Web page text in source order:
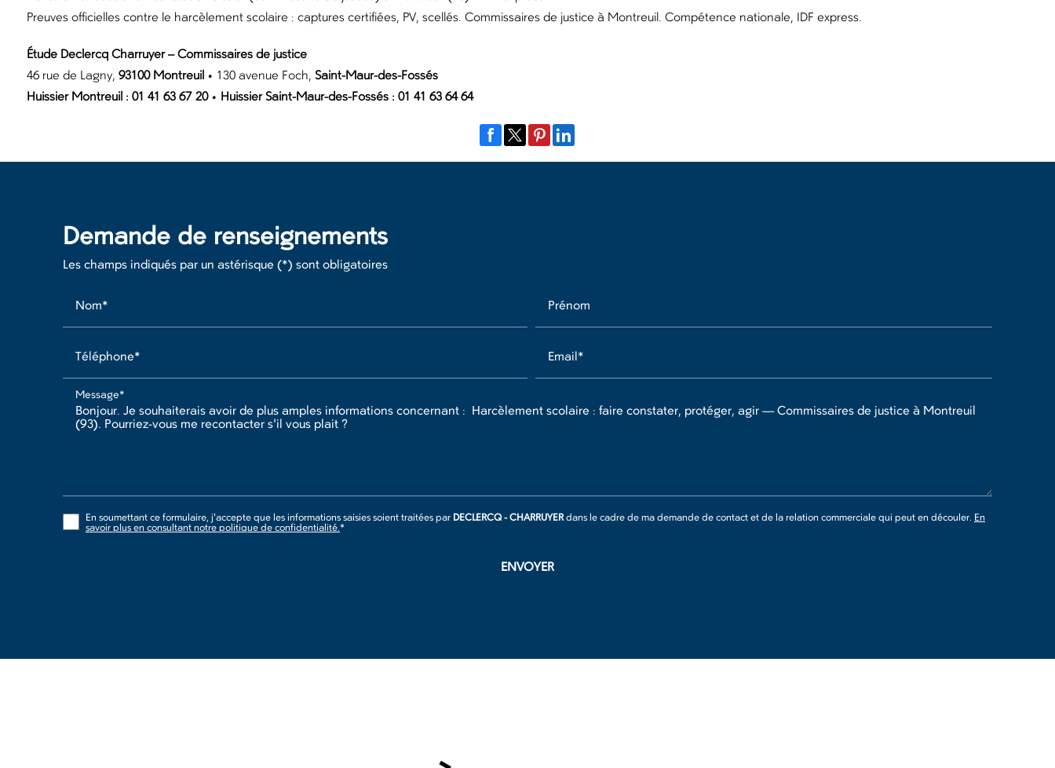
Preuves officielles contre le harcèlement scolaire : captures certifiées, PV, scellés. Commissaires de justice à Montreuil. Compétence nationale, IDF express.
Étude Declercq Charruyer – Commissaires de justice
46 rue de Lagny, 93100 Montreuil • 130 avenue Foch, Saint-Maur-des-Fossés
Huissier Montreuil : 01 41 63 67 20• Huissier Saint-Maur-des-Fossés : 01 41 63 64 64
Demande de renseignements
Les champs indiqués par un astérisque (*) sont obligatoires
Nom* Prénom
Téléphone* Email*
Message*
En soumettant ce formulaire, j'accepte que les informations saisies soient traitées par DECLERCQ - CHARRUYERdans le cadre de ma demande de contact et de la relation commerciale qui peut en découler. En
savoir plus en consultant notre politique de confidentialité.*